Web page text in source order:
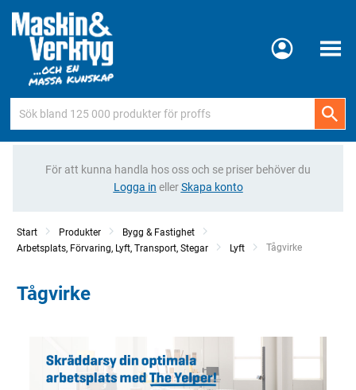
Meny
För att kunna handla hos oss och se priser behöver du
Logga in ellerSkapa konto
Start Produkter
Bygg & Fastighet
Arbetsplats, Förvaring, Lyft, Transport, Stegar
Lyft Current:
Tågvirke
Tågvirke